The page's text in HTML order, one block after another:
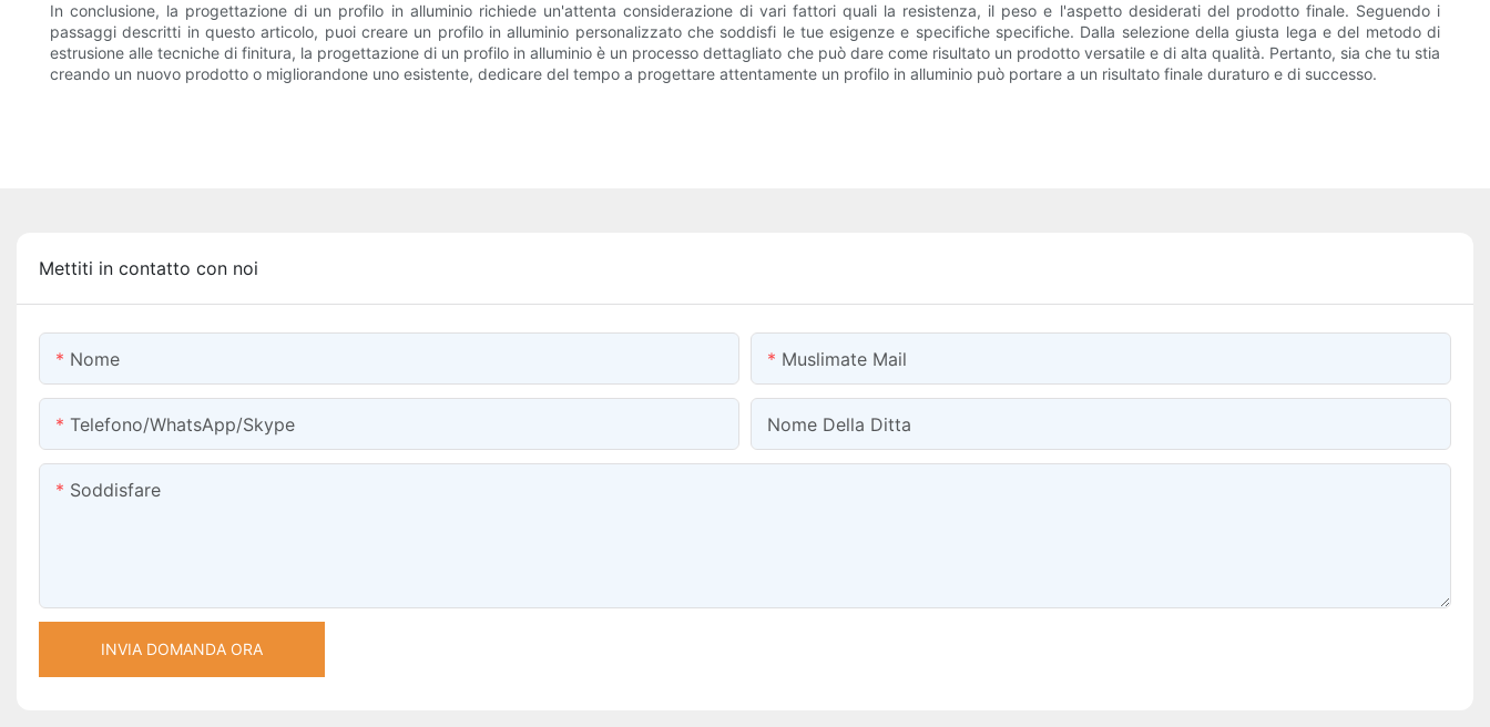
In conclusione, la progettazione di un profilo in alluminio richiede un'attenta considerazione di vari fattori quali la resistenza, il peso e l'aspetto desiderati del prodotto finale. Seguendo i
passaggi descritti in questo articolo, puoi creare un profilo in alluminio personalizzato che soddisfi le tue esigenze e specifiche specifiche. Dalla selezione della giusta lega e del metodo di
estrusione alle tecniche di finitura, la progettazione di un profilo in alluminio è un processo dettagliato che può dare come risultato un prodotto versatile e di alta qualità. Pertanto, sia che tu stia
creando un nuovo prodotto o migliorandone uno esistente, dedicare del tempo a progettare attentamente un profilo in alluminio può portare a un risultato finale duraturo e di successo.
Mettiti in contatto con noi
Nome Muslimate Mail
Telefono/WhatsApp/Skype Nome Della Ditta
Soddisfare
INVIA DOMANDA ORA